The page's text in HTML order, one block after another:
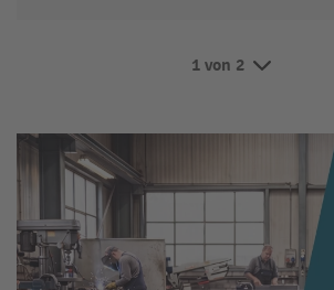
1 von 2